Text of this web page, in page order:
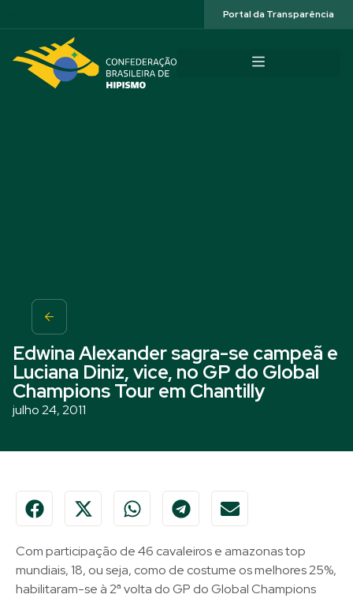
Portal da Transparência
Edwina Alexander sagra-se campeã e
Luciana Diniz, vice, no GP do Global
Champions Tour em Chantilly
julho 24, 2011
Com participação de 46 cavaleiros e amazonas top
mundiais, 18, ou seja, como de costume os melhores 25%,
habilitaram-se à 2ª volta do GP do Global Champions